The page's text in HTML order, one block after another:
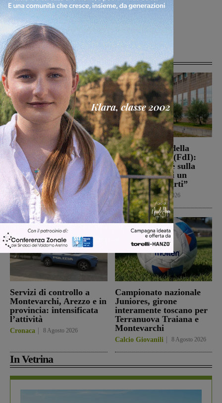
Articoli correlati
Loro Ciuffenna, squadre
antincendio al lavoro per
un rogo nei boschi
Cronaca 8 Agosto 2026
Punto Nascita della
Gruccia, Tucci (FdI):
“Montevarchi è sulla
giusta strada di un
aumento dei parti”
Politica 8 Agosto 2026
Servizi di controllo a
Montevarchi, Arezzo e in
provincia: intensificata
l’attività
Cronaca 8 Agosto 2026
Campionato nazionale
Juniores, girone
interamente toscano per
Terranuova Traiana e
Montevarchi
Calcio Giovanili 8 Agosto 2026
In Vetrina
TAGS attualità